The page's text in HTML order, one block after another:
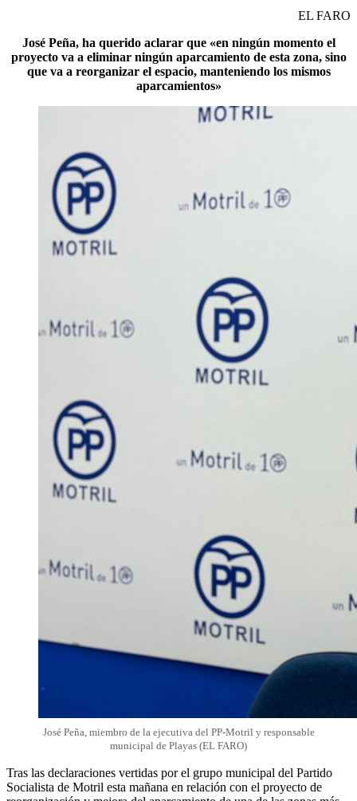
EL FARO
José Peña, ha querido aclarar que «en ningún momento el
proyecto va a eliminar ningún aparcamiento de esta zona, sino
que va a reorganizar el espacio, manteniendo los mismos
aparcamientos»
José Peña, miembro de la ejecutiva del PP-Motril y responsable
municipal de Playas (EL FARO)
Tras las declaraciones vertidas por el grupo municipal del Partido
Socialista de Motril esta mañana en relación con el proyecto de